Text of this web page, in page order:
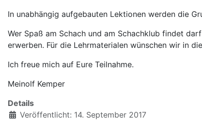
In unabhängig aufgebauten Lektionen werden die
Wer Spaß am Schach und am Schachklub findet
erwerben. Für die Lehrmaterialen wünschen wir in
Ich freue mich auf Eure Teilnahme.
Meinolf Kemper
Details
Veröffentlicht: 14. September 2017